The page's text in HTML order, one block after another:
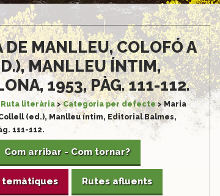
DE MANLLEU, COLOFÓ A
MANLLEU ÍNTIM,
1953, PÀG. 111-112.
Ruta literària>Categoria per defecte>Maria
(ed.), Manlleu íntim, Editorial Balmes,
111-112.
Com arribar - Com tornar?
temàtiques Rutes afluents